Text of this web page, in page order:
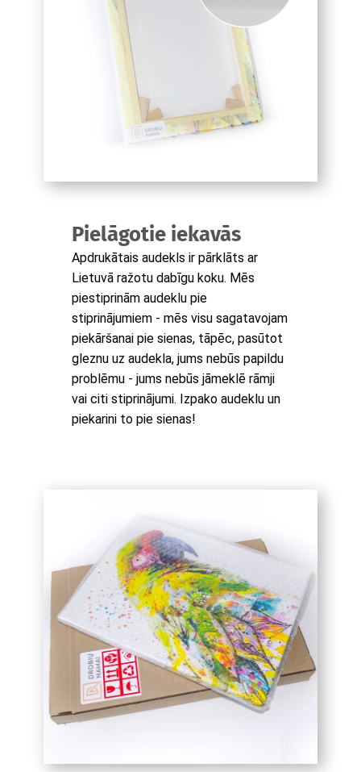
Pielāgotie iekavās
Apdrukātais audekls ir pārklāts ar
Lietuvā ražotu dabīgu koku. Mēs
piestiprinām audeklu pie
stiprinājumiem - mēs visu sagatavojam
piekāršanai pie sienas, tāpēc, pasūtot
gleznu uz audekla, jums nebūs papildu
problēmu - jums nebūs jāmeklē rāmji
vai citi stiprinājumi. Izpako audeklu un
piekarini to pie sienas!